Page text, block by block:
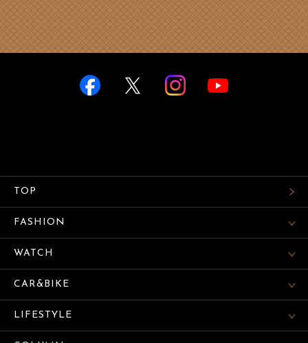
TOP
FASHION
WATCH
CAR&BIKE
LIFESTYLE